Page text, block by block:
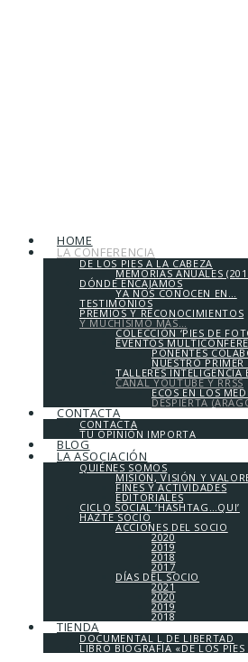
HOME
LA CONFERENCIA
DE LOS PIES A LA CABEZA
MEMORIAS ANUALES
DÓNDE ENCAJAMOS
YA NOS CONOCEN EN…
TESTIMONIOS
PREMIOS Y RECONOCIMIENTOS
Y MUCHÍSIMO MÁS…
COLECCIÓN ‘PIES DE
EVENTOS
PONENTES
NUESTRO PRIMER
TALLERES INTELIGENCIA
CANAL YOUTUBE Y RRSS
ECOS EN LOS
DESPIERTA
CONTACTA
CONTACTA
TU OPINIÓN IMPORTA
BLOG
LA ASOCIACIÓN
QUIÉNES SOMOS
MISIÓN, VISIÓN Y
FINES Y ACTIVIDADES
EDITORIALES
CICLO SOCIAL ‘HASHTAG…QUI’
HAZTE SOCIO
ACCIONES DEL SOCIO
2020
2019
2018
2017
DÍAS DEL SOCIO
2021
2020
2019
2018
TIENDA
DOCUMENTAL L DE LIBERTAD
LIBRO BIOGRAFÍA «DE LOS PIES